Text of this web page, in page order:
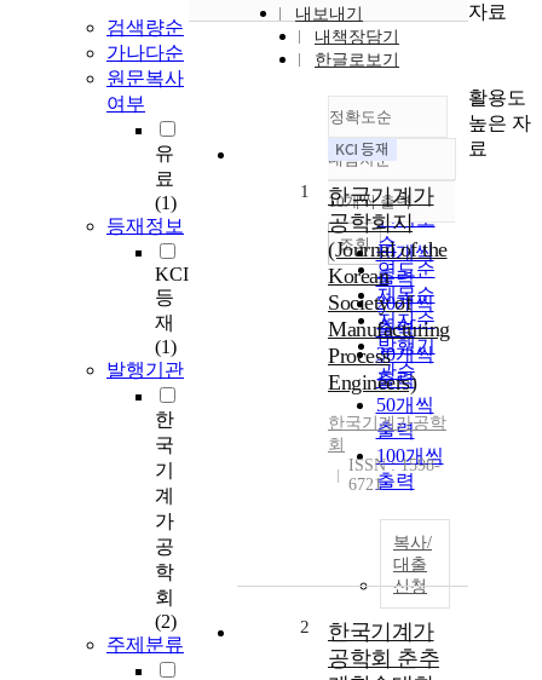
검색량순
가나다순
원문복사
여부
유
료
(1)
등재정보
KCI
등
재
(1)
발행기관
한
국
기
계
가
공
학
회
(2)
주제분류
내보내기
내책장담기
한글로보기
정확도순
정확도
순
인기도
순
연도순
제목순
저자순
발행기
관순
내림차순
내림차순
10개씩 출력
10개씩
출력
20개씩
출력
30개씩
출력
50개씩
출력
100개씩
출력
조회
1
한국기계가
공학회지
(Journal of the
Korean
Society of
Manufacturing
Process
Engineers)
한국기계가공학
회
ISSN : 1598-
6721
복사/
대출
신청
2
한국기계가
공학회 춘추
자료
활용도
높은 자
료